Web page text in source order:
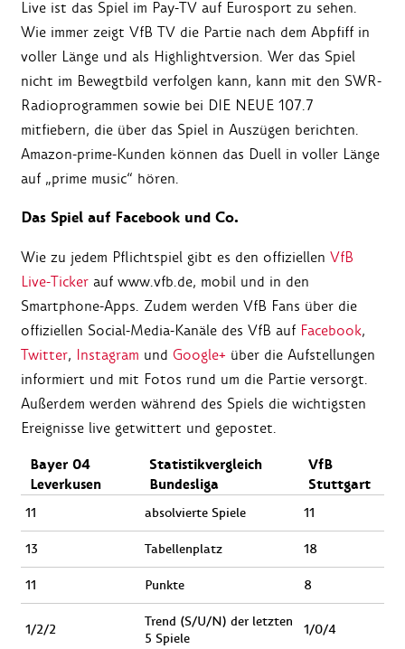
Live ist das Spiel im Pay-TV auf Eurosport zu sehen.
Wie immer zeigt VfB TV die Partie nach dem Abpfiff in
voller Länge und als Highlightversion. Wer das Spiel
nicht im Bewegtbild verfolgen kann, kann mit den SWR-
Radioprogrammen sowie bei DIE NEUE 107.7
mitfiebern, die über das Spiel in Auszügen berichten.
Amazon-prime-Kunden können das Duell in voller Länge
auf „prime music“ hören.
Das Spiel auf Facebook und Co.
Wie zu jedem Pflichtspiel gibt es den offiziellen VfB
Live-Ticker auf www.vfb.de, mobil und in den
Smartphone-Apps. Zudem werden VfB Fans über die
offiziellen Social-Media-Kanäle des VfB auf Facebook,
Twitter, Instagram und Google+ über die Aufstellungen
informiert und mit Fotos rund um die Partie versorgt.
Außerdem werden während des Spiels die wichtigsten
Ereignisse live getwittert und gepostet.
Bayer 04
Leverkusen
Statistikvergleich
Bundesliga
VfB
Stuttgart
11 absolvierte Spiele 11
13 Tabellenplatz 18
11 Punkte 8
1/2/2
Trend (S/U/N) der letzten
5 Spiele
1/0/4